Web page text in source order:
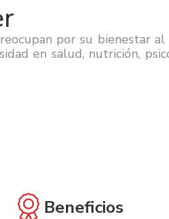
por su bienestar
en salud, nutrición,
Beneficios